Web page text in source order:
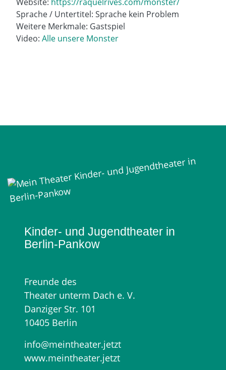
Sprache / Untertitel: Sprache kein Problem
Weitere Merkmale: Gastspiel
Video: Alle unsere Monster
Mein Theater
Kinder- und Jugendtheater in
Berlin‑Pankow
Freunde des
Theater unterm Dach e. V.
Danziger Str. 101
10405 Berlin
info@meintheater.jetzt
www.meintheater.jetzt